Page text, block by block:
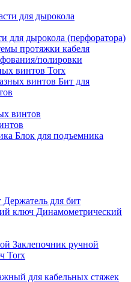
для дырокола (перфоратора)
протяжки кабеля
полировки
винтов Torx
Бит для
винтов
Блок для подъемника
Держатель для бит
Динамометрический
Заклепочник ручной
Torx